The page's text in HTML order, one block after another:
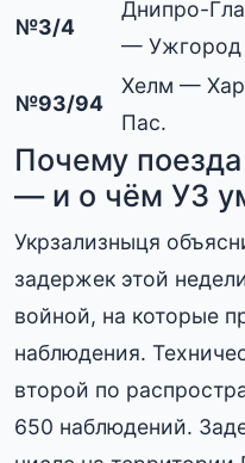
№3/4
Днипро-
— Ужгород
№93/94
Хелм —
Пас.
Почему
— и о чём УЗ
Укрзализныця
задержек этой
войной, на которые
наблюдения.
второй по
650 наблюдений.